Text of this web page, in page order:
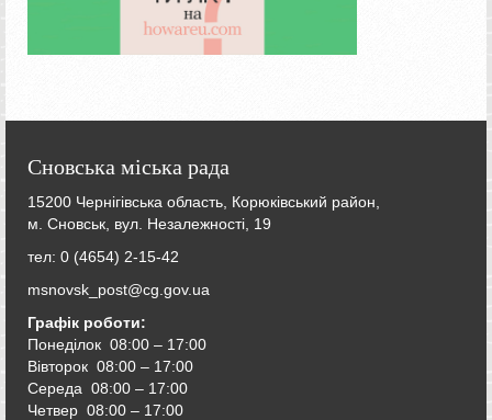
Сновська міська рада
15200 Чернігівська область, Корюківський район,
м. Сновськ, вул. Незалежності, 19
тел: 0 (4654) 2-15-42
msnovsk_post@cg.gov.ua
Графік роботи:
Понеділок 08:00 – 17:00
Вівторок 08:00 – 17:00
Середа 08:00 – 17:00
Четвер 08:00 – 17:00